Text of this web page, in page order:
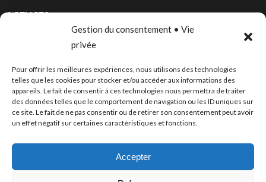
Gestion du consentement • Vie
privée
Pour offrir les meilleures expériences, nous utilisons des technologies
telles que les cookies pour stocker et/ou accéder aux informations des
appareils. Le fait de consentir à ces technologies nous permettra de traiter
des données telles que le comportement de navigation ou les ID uniques sur
ce site. Le fait de ne pas consentir ou de retirer son consentement peut avoir
un effet négatif sur certaines caractéristiques et fonctions.
Accepter
AGENCES
CANNES
BORDEAUX
PUBLICATIONS